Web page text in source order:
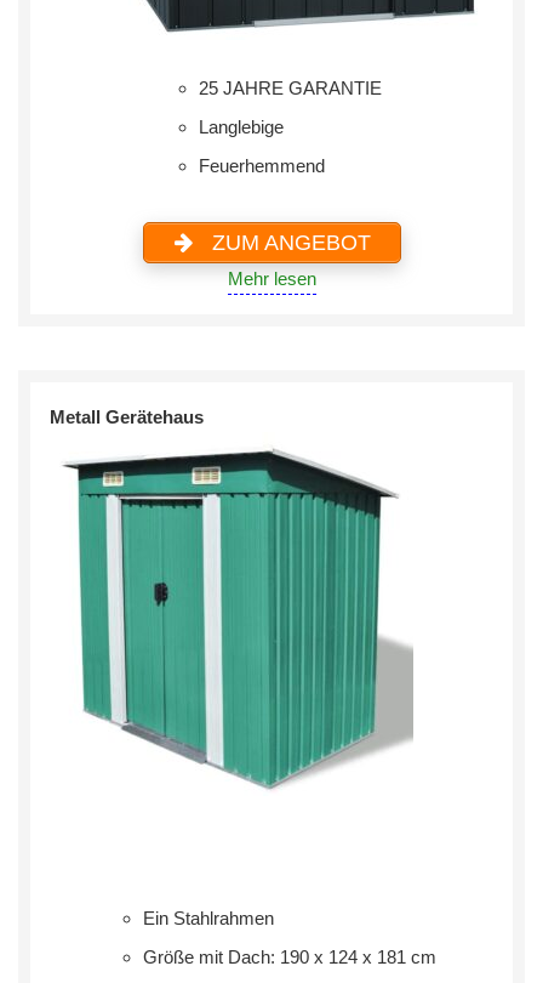
25 JAHRE GARANTIE
Langlebige
Feuerhemmend
ZUM ANGEBOT
Mehr lesen
Metall Gerätehaus
Ein Stahlrahmen
Größe mit Dach: 190 x 124 x 181 cm